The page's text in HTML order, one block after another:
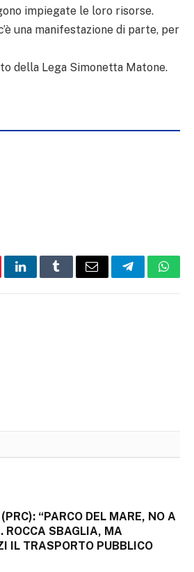
impiegate le loro risorse.
una manifestazione di parte, per
della Lega Simonetta Matone.
LinkedInTumblrEmail Telegram
“PARCO DEL MARE, NO A
ROCCA SBAGLIA, MA
IL TRASPORTO PUBBLICO